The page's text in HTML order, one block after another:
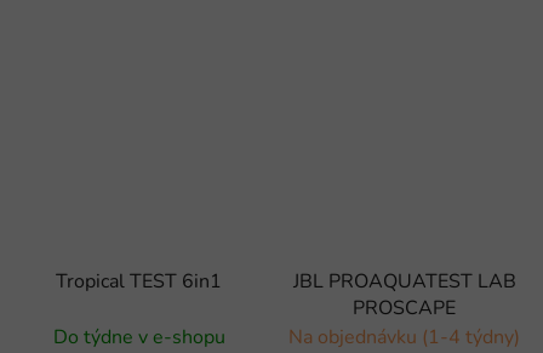
Tropical TEST 6in1
Do týdne v e-shopu
JBL PROAQUATEST LAB
PROSCAPE
Na objednávku (1-4 týdny)